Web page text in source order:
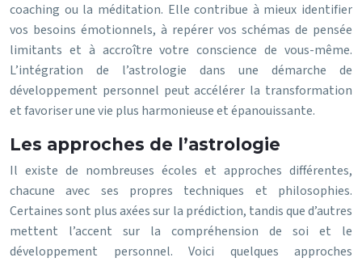
coaching ou la méditation. Elle contribue à mieux identifier
vos besoins émotionnels, à repérer vos schémas de pensée
limitants et à accroître votre conscience de vous-même.
L’intégration de l’astrologie dans une démarche de
développement personnel peut accélérer la transformation
et favoriser une vie plus harmonieuse et épanouissante.
Les approches de l’astrologie
Il existe de nombreuses écoles et approches différentes,
chacune avec ses propres techniques et philosophies.
Certaines sont plus axées sur la prédiction, tandis que d’autres
mettent l’accent sur la compréhension de soi et le
développement personnel. Voici quelques approches